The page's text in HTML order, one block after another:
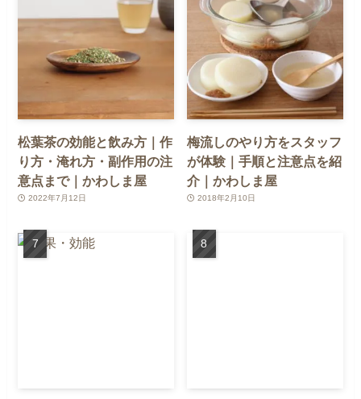
松葉茶の効能と飲み方｜作
り方・淹れ方・副作用の注
意点まで｜かわしま屋
2022年7月12日
梅流しのやり方をスタッフ
が体験｜手順と注意点を紹
介｜かわしま屋
2018年2月10日